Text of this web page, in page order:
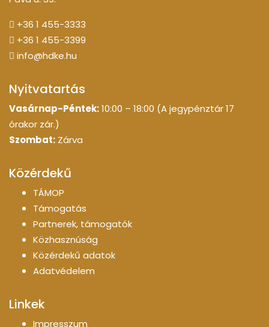
+36 1 455-3333
+36 1 455-3399
info@hdke.hu
Nyitvatartás
Vasárnap-Péntek:10:00 – 18:00 (A jegypénztár 17
órakor zár.)
Szombat: Zárva
Közérdekű
TÁMOP
Támogatás
Partnerek, támogatók
Közhasznúság
Közérdekű adatok
Adatvédelem
Linkek
Impresszum